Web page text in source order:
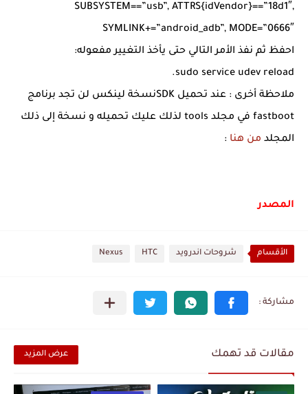
SUBSYSTEM==”usb”, ATTRS{idVendor}==”18d1″,
SYMLINK+=”android_adb”, MODE=”0666″
احفظ ثم نفذ الأمر التالي حتى يأخذ التغيير مفعوله:
sudo service udev reload.
ملاحظة أخرى : عند تحميل SDKنسخة لينكس لن تجد برنامج
fastboot في مجلد tools لذلك عليك تحميله و نسخة إلى ذلك
المجلد من هنا :
المصدر
الأقسام شروحات اندرويد HTC
Nexus
مقالات قد تهمك عرض المزيد